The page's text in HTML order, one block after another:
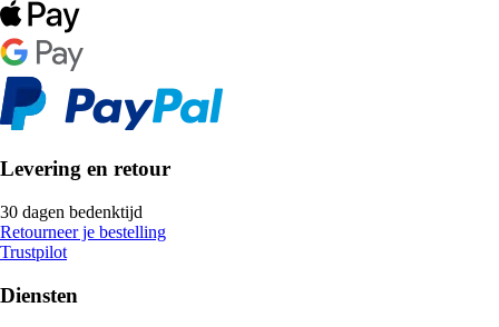
Levering en retour
30 dagen bedenktijd
Retourneer je bestelling
Trustpilot
Diensten